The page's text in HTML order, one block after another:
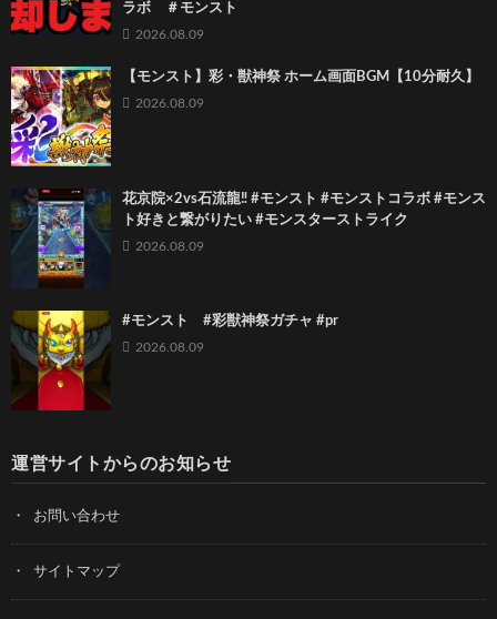
ラボ ＃モンスト
2026.08.09
【モンスト】彩・獣神祭 ホーム画面BGM【10分耐久】
2026.08.09
花京院×2vs石流龍‼️ #モンスト #モンストコラボ #モンス
ト好きと繋がりたい #モンスターストライク
2026.08.09
#モンスト #彩獣神祭ガチャ #pr
2026.08.09
運営サイトからのお知らせ
お問い合わせ
サイトマップ